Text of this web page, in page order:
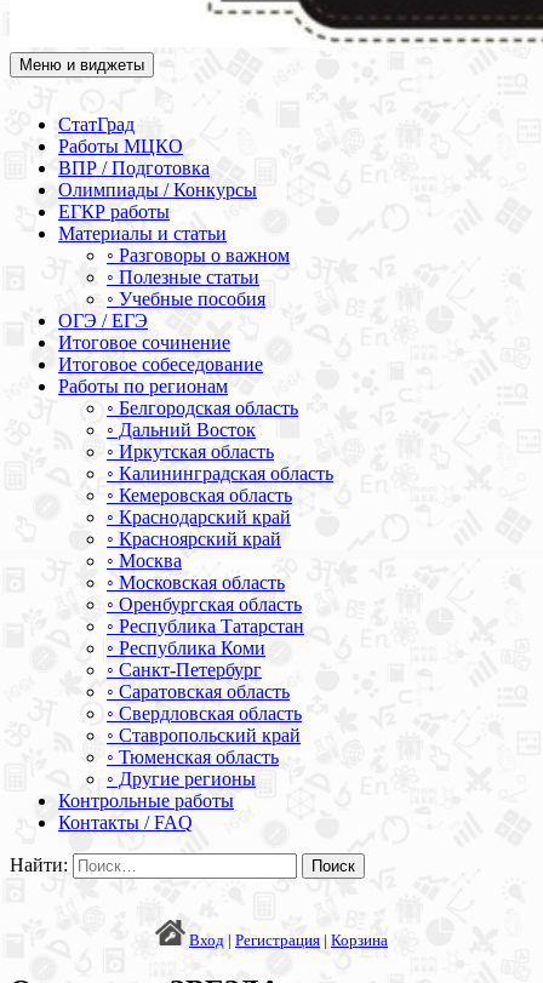
Академия СОВА
Подготовка к ЕГЭ, ОГЭ, ВПР, МЦКО, СтатГрад, КДР, ВОШ,
Меню и виджеты
СтатГрад
Работы МЦКО
ВПР / Подготовка
Олимпиады / Конкурсы
ЕГКР работы
Материалы и статьи
◦ Разговоры о важном
◦ Полезные статьи
◦ Учебные пособия
ОГЭ / ЕГЭ
Итоговое сочинение
Итоговое собеседование
Работы по регионам
◦ Белгородская область
◦ Дальний Восток
◦ Иркутская область
◦ Калининградская область
◦ Кемеровская область
◦ Краснодарский край
◦ Красноярский край
◦ Москва
◦ Московская область
◦ Оренбургская область
◦ Республика Татарстан
◦ Республика Коми
◦ Санкт-Петербург
◦ Саратовская область
◦ Свердловская область
◦ Ставропольский край
◦ Тюменская область
◦ Другие регионы
Контрольные работы
Контакты / FAQ
Найти:
Вход | Регистрация | Корзина